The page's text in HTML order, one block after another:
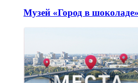
Музей «Город в шоколаде»